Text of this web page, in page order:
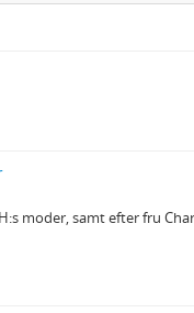
moder, samt efter fru